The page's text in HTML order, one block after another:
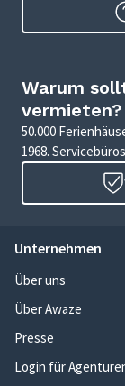
Warum
vermieten?
50.000
1968.
Unternehmen
Über uns
Über Awaze
Presse
Login für